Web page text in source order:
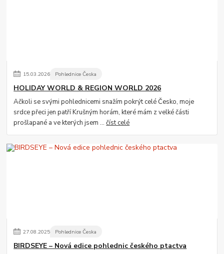
15.03.2026 Pohlednice Česka
HOLIDAY WORLD & REGION WORLD 2026
Ačkoli se svými pohlednicemi snažím pokrýt celé Česko, moje
srdce přeci jen patří Krušným horám, které mám z velké části
prošlapané a ve kterých jsem ...číst celé
27.08.2025 Pohlednice Česka
BIRDSEYE – Nová edice pohlednic českého ptactva